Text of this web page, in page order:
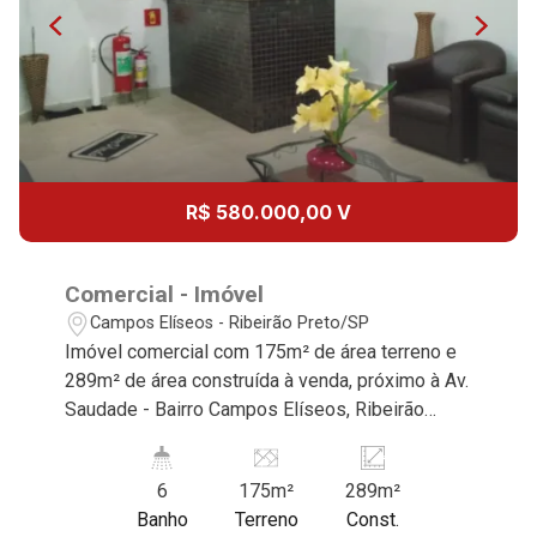
Aug/Mon
11
Aug/Tue
12
13
Aug/Thu
14
Aug/Fri
11:00
12:00
13:00
14:00
R$ 580.000,00 V
Comercial - Imóvel
Campos Elíseos - Ribeirão Preto/SP
Imóvel comercial com 175m² de área terreno e
289m² de área construída à venda, próximo à Av.
Saudade - Bairro Campos Elíseos, Ribeirão
imóvel que a Martinelli Imobiliária selecionou
área construída - Recepção - 11 salas
6
Banho
175m²
Terreno
289m²
Const.